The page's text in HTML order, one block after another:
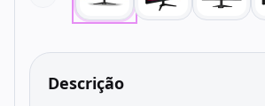
Descrição